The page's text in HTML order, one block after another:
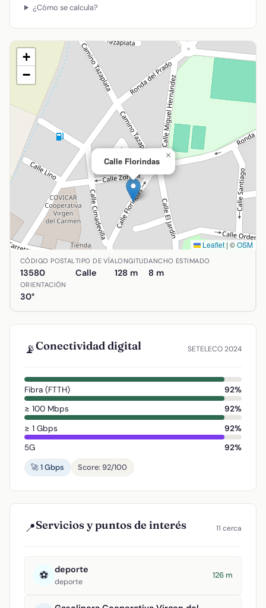
¿Cómo se calcula?
Calle Florindas
×
+
−
Leaflet | ©OSM
Ubicación de Calle Florindas en Almodóvar del Campo,
CÓDIGO POSTAL
13580
TIPO DE VÍA
Calle
LONGITUD
128 m
ANCHO ESTIMADO
8 m
ORIENTACIÓN
30°
📡Conectividad digital SETELECO 2024
Fibra (FTTH)
92%
≥ 100 Mbps
92%
≥ 1 Gbps
92%
5G
92%
🚀 1 Gbps
Score: 92/100
📍Servicios y puntos de interés 11 cerca
⚽ deporte
deporte
126 m